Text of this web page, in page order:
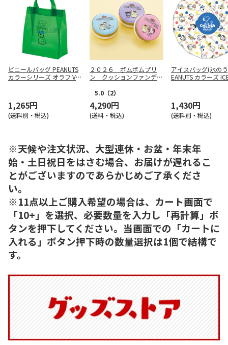
ビニールバッグ PEANUTS
カラーシリーズ オラフ VB
1,265円
(送料別・税込)
２０２６ ポムポムプリ
ン クッションファンデー
5.0 （2）
4,290円
(送料・税込)
アイスバッグ(氷の
EANUTS カラーズ
1,430円
(送料別・税込)
※天候や注文状況、大型連休・お盆・年末年
始・土日祝日をはさむ場合、お届けが遅れるこ
とがございますのであらかじめご了承くださ
い。
※11点以上ご購入希望の場合は、カート画面で
「10+」を選択、必要数量を入力し「再計算」ボ
タンを押下してください。当画面での「カートに
入れる」ボタン押下時の数量選択は1個で結構で
す。